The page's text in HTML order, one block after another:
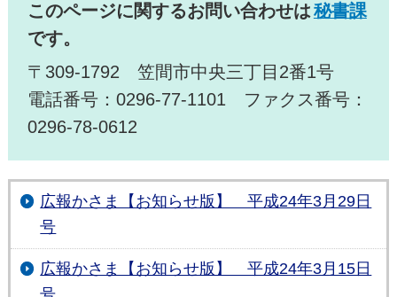
このページに関するお問い合わせは秘書課
です。
〒309-1792 笠間市中央三丁目2番1号
電話番号：0296-77-1101 ファクス番号：
0296-78-0612
広報かさま【お知らせ版】 平成24年3月29日
号
広報かさま【お知らせ版】 平成24年3月15日